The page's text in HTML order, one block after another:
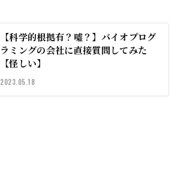
【科学的根拠有？嘘？】バイオプログ
ラミングの会社に直接質問してみた
【怪しい】
2023.05.18